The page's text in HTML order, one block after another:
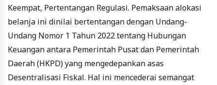
Keempat, Pertentangan Regulasi. Pemaksaan alokasi
belanja ini dinilai bertentangan dengan Undang-
Undang Nomor 1 Tahun 2022 tentang Hubungan
Keuangan antara Pemerintah Pusat dan Pemerintah
Daerah (HKPD) yang mengedepankan asas
Desentralisasi Fiskal. Hal ini mencederai semangat